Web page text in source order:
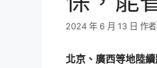
2024 年 6 月 13 日 作
北京、廣西等地陸